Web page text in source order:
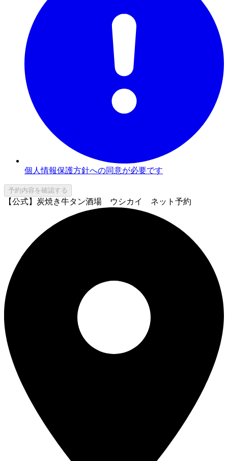
個人情報保護方針への同意が必要です
予約内容を確認する
【公式】炭焼き牛タン酒場 ウシカイ ネット予約